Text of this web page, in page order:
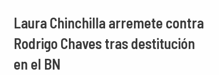
Laura Chinchilla arremete contra
Rodrigo Chaves tras destitución
en el BN